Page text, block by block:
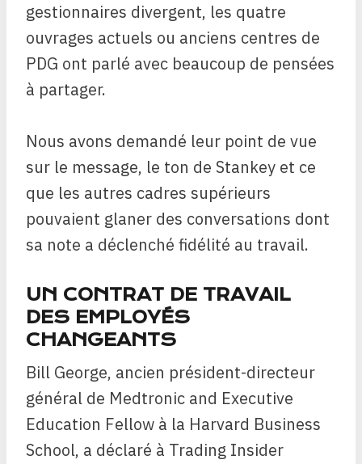
gestionnaires divergent, les quatre
ouvrages actuels ou anciens centres de
PDG ont parlé avec beaucoup de pensées
à partager.
Nous avons demandé leur point de vue
sur le message, le ton de Stankey et ce
que les autres cadres supérieurs
pouvaient glaner des conversations dont
sa note a déclenché fidélité au travail.
UN CONTRAT DE TRAVAIL
DES EMPLOYÉS
CHANGEANTS
Bill George, ancien président-directeur
général de Medtronic and Executive
Education Fellow à la Harvard Business
School, a déclaré à Trading Insider